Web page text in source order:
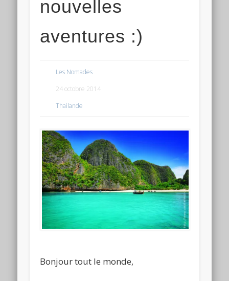
nouvelles
aventures :)
Les Nomades
24 octobre 2014
Thailande
Bonjour tout le monde,